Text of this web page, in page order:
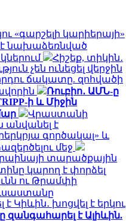
«գարշելի կարիերայի»
է նախաձեռնված
Հիշեք, տիկին․
չեն ունեցել վերջին
ճակատը. զոհվածի
Ռուբիո․ ԱՄՆ-ը
ի և Միջին
Վրաստանի
անվանել է
գործակալ» և
մեջ
տարածքային
կարող է փորձել
ու Թրամփի
Կիևին․ խոցվել է երկու
զանգահարել է Ալիևին.